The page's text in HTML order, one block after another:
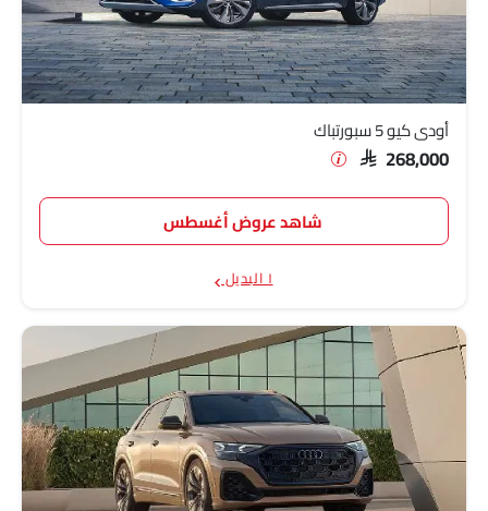
أودي كيو 5 سبورتباك
SAR 268,000
شاهد عروض أغسطس
١ البديل